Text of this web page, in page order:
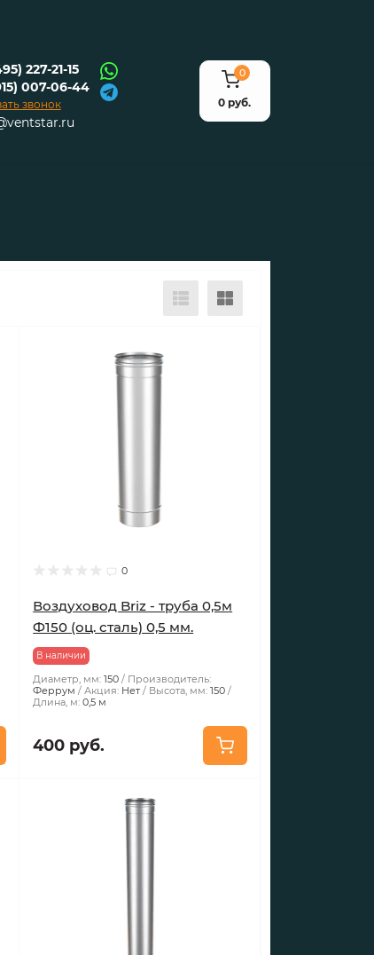
227-21-15
007-06-44
звонок
0
0 руб.
0
Воздуховод Briz - труба 0,5м
Ф150 (оц. сталь) 0,5 мм.
В наличии
Диаметр, мм: 150
Производитель:
Феррум
Акция: Нет Высота, мм: 150
Длина, м: 0,5 м
400 руб.